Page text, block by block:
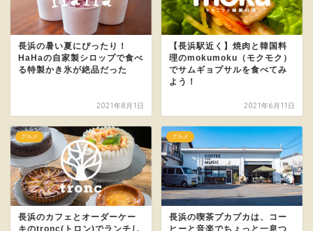
長浜の暑い夏にぴったり！
HaHaの自家製シロップで食べ
る特製かき氷が絶品だった
2021年8月1日
【長浜駅近く】焼肉と韓国料
理のmokumoku（モクモク）
でサムギョプサルを食べてみ
よう！
2021年6月11日
グルメ
長浜のカフェとオーダーケー
キのtronc(トロン)でランチし
グルメ
長浜の喫茶プカプカは、コー
ヒーと音楽でちょっと一息つ